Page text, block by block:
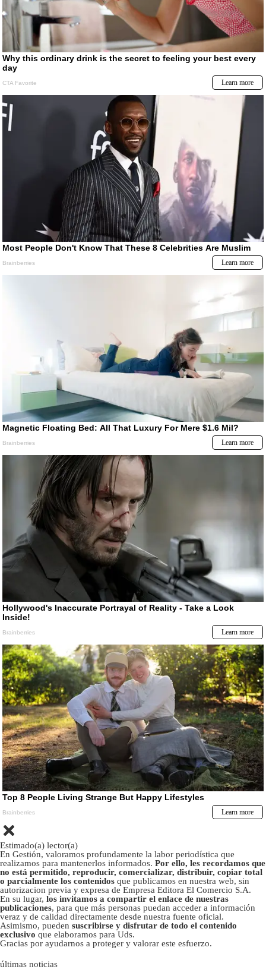
Estimado(a) lector(a)
En Gestión, valoramos profundamente la labor periodística que
realizamos para mantenerlos informados. Por ello, les recordamos que
no está permitido, reproducir, comercializar, distribuir, copiar total
o parcialmente los contenidos que publicamos en nuestra web, sin
autorizacion previa y expresa de Empresa Editora El Comercio S.A.
En su lugar, los invitamos a compartir el enlace de nuestras
publicaciones, para que más personas puedan acceder a información
veraz y de calidad directamente desde nuestra fuente oficial.
Asimismo, pueden suscribirse y disfrutar de todo el contenido
exclusivo que elaboramos para Uds.
Gracias por ayudarnos a proteger y valorar este esfuerzo.
últimas noticias